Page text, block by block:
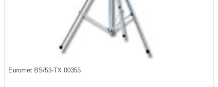
Euromet BS/53-TX 00355